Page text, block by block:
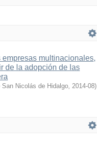
multinacionales,
de la adopción de las
Nicolás de Hidalgo, 2014-08)